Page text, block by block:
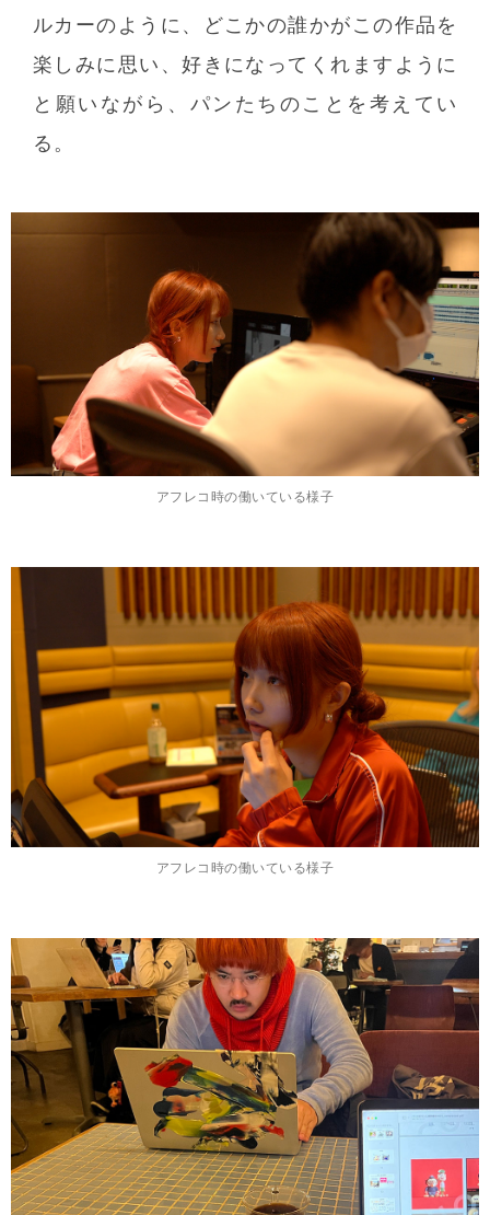
ルカーのように、どこかの誰かがこの作品を
楽しみに思い、好きになってくれますように
と願いながら、パンたちのことを考えてい
る。
アフレコ時の働いている様子
アフレコ時の働いている様子